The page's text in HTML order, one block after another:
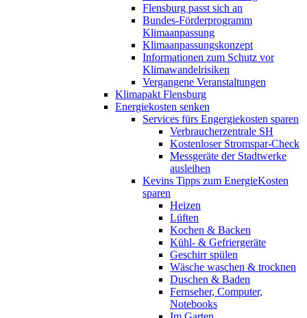
Flensburg passt sich an
Bundes-Förderprogramm
Klimaanpassung
Klimaanpassungskonzept
Informationen zum Schutz vor
Klimawandelrisiken
Vergangene Veranstaltungen
Klimapakt Flensburg
Energiekosten senken
Services fürs Engergiekosten sparen
Verbraucherzentrale SH
Kostenloser Stromspar-Check
Messgeräte der Stadtwerke
ausleihen
Kevins Tipps zum EnergieKosten
sparen
Heizen
Lüften
Kochen & Backen
Kühl- & Gefriergeräte
Geschirr spülen
Wäsche waschen & trocknen
Duschen & Baden
Fernseher, Computer,
Notebooks